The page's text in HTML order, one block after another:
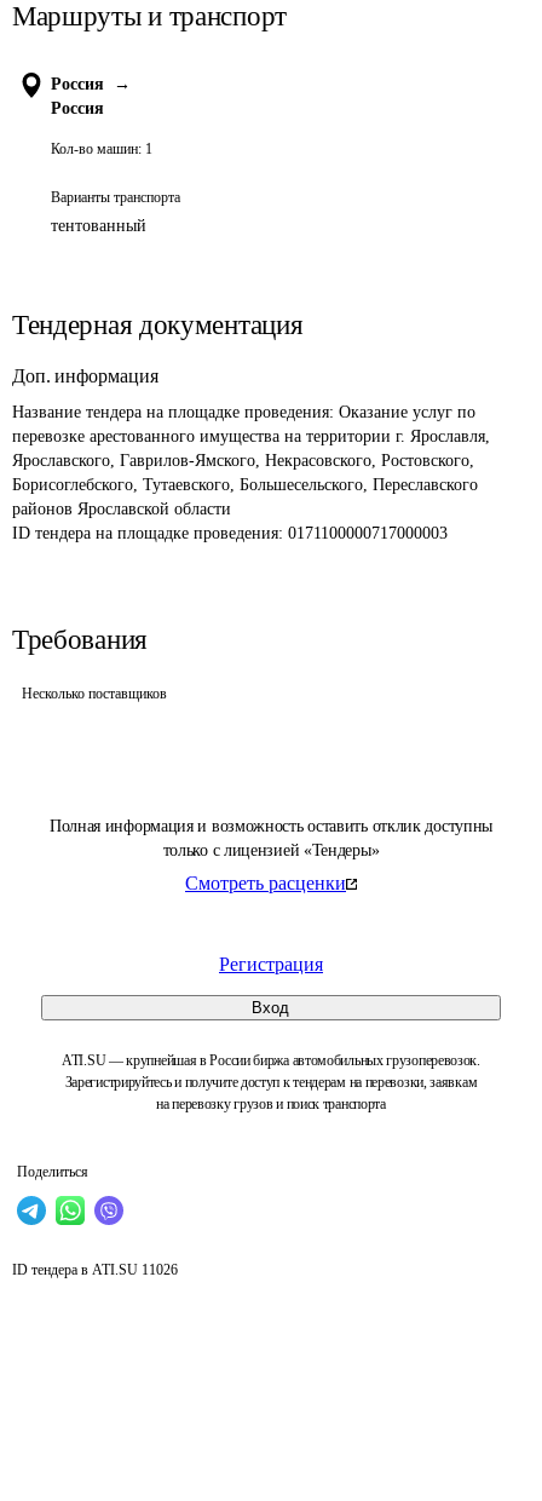
Полная информация и возможность оставить отклик доступны
только с лицензией «Тендеры»
Смотреть расценки
Регистрация
Вход
ATI.SU — крупнейшая в России биржа автомобильных грузоперевозок.
Зарегистрируйтесь и получите доступ к тендерам на перевозки, заявкам
на перевозку грузов и поиск транспорта
Поделиться
Маршруты и транспорт
Россия
→
Россия
Кол-во машин: 1
Варианты транспорта
тентованный
Тендерная документация
Доп. информация
Название тендера на площадке проведения: Оказание услуг по
перевозке арестованного имущества на территории г. Ярославля,
Ярославского, Гаврилов-Ямского, Некрасовского, Ростовского,
Борисоглебского, Тутаевского, Большесельского, Переславского
районов Ярославской области
ID тендера на площадке проведения: 0171100000717000003
Требования
Несколько поставщиков
ID тендера в ATI.SU 11026